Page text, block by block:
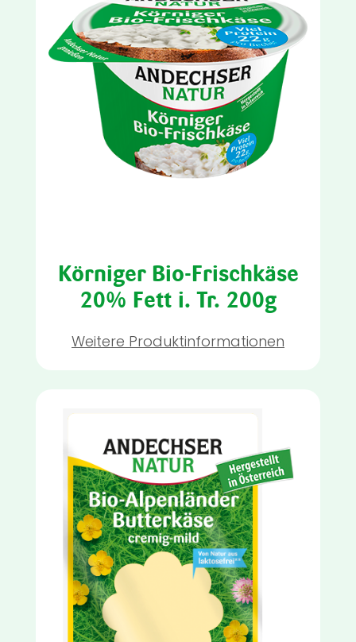
Körniger Bio-Frischkäse
20% Fett i. Tr. 200g
Weitere Produktinformationen